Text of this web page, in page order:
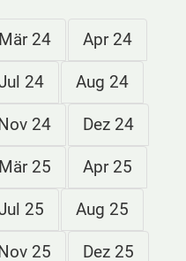
Mär 24 Apr 24
24 Aug 24
24 Dez 24
Mär 25 Apr 25
25 Aug 25
25 Dez 25